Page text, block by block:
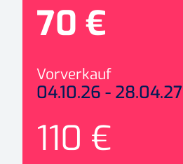
70 €
Vorverkauf
04.10.26 - 28.04.27
110 €